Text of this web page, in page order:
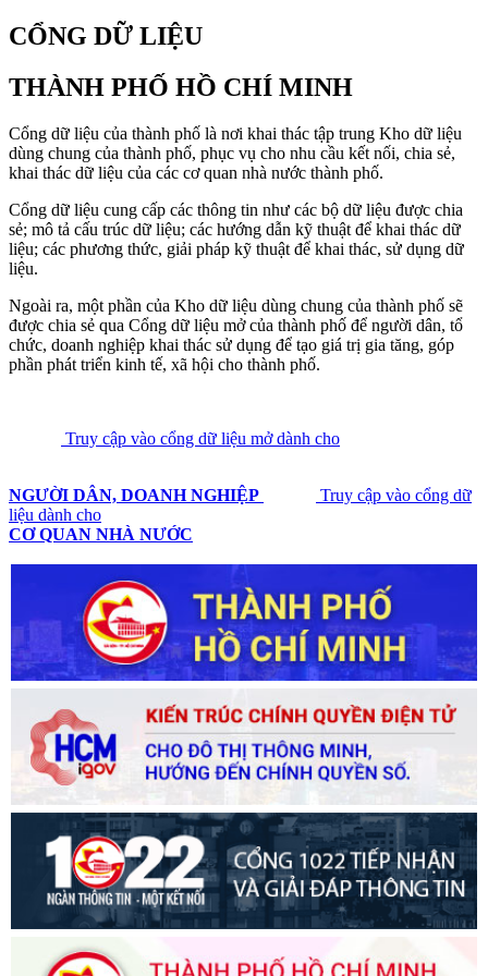
CỔNG DỮ LIỆU
THÀNH PHỐ HỒ CHÍ MINH
Cổng dữ liệu của thành phố là nơi khai thác tập trung Kho dữ liệu
dùng chung của thành phố, phục vụ cho nhu cầu kết nối, chia sẻ,
khai thác dữ liệu của các cơ quan nhà nước thành phố.
Cổng dữ liệu cung cấp các thông tin như các bộ dữ liệu được chia
sẻ; mô tả cấu trúc dữ liệu; các hướng dẫn kỹ thuật để khai thác dữ
liệu; các phương thức, giải pháp kỹ thuật để khai thác, sử dụng dữ
liệu.
Ngoài ra, một phần của Kho dữ liệu dùng chung của thành phố sẽ
được chia sẻ qua Cổng dữ liệu mở của thành phố để người dân, tổ
chức, doanh nghiệp khai thác sử dụng để tạo giá trị gia tăng, góp
phần phát triển kinh tế, xã hội cho thành phố.
Truy cập vào cổng dữ liệu mở dành cho
NGƯỜI DÂN, DOANH NGHIỆP
Truy cập vào cổng dữ
liệu dành cho
CƠ QUAN NHÀ NƯỚC